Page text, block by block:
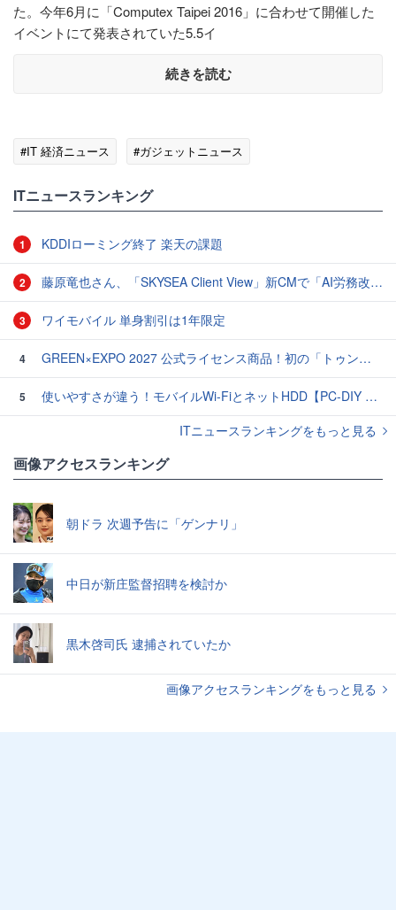
た。今年6月に「Computex Taipei 2016」に合わせて開催した
イベントにて発表されていた5.5イ
続きを読む
#IT 経済ニュース #ガジェットニュース
ITニュースランキング
1 KDDIローミング終了 楽天の課題
2 藤原竜也さん、「SKYSEA Client View」新CMで「AI労務改善」をアピール 働き方をAIが分析したら「すぐに休んで」と言われる？
3 ワイモバイル 単身割引は1年限定
4 GREEN×EXPO 2027 公式ライセンス商品！初の「トゥンクトゥンク」公式LINEスタンプ、販売開始
5
使いやすさが違う！モバイルWi-FiとネットHDD【PC-DIY 秋の陣】
ITニュースランキングをもっと見る
画像アクセスランキング
朝ドラ 次週予告に「ゲンナリ」
中日が新庄監督招聘を検討か
黒木啓司氏 逮捕されていたか
画像アクセスランキングをもっと見る